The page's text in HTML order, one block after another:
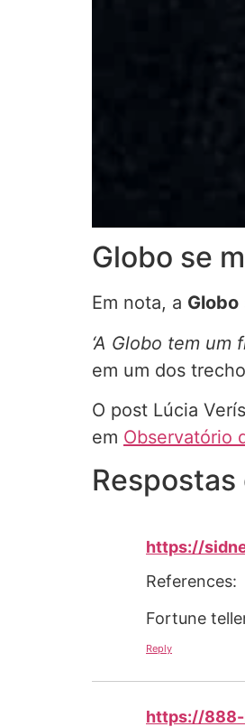
Globo se
Em nota, a Globo
‘A Globo tem
em um dos
O post Lúcia
em Observatório
Respostas
https://
References:
Fortune
Reply
https://